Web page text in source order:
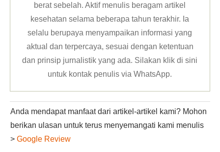
berat sebelah. Aktif menulis beragam artikel
kesehatan selama beberapa tahun terakhir. Ia
selalu berupaya menyampaikan informasi yang
aktual dan terpercaya, sesuai dengan ketentuan
dan prinsip jurnalistik yang ada. Silakan klikdi sini
untuk kontak penulis via WhatsApp.
Anda mendapat manfaat dari artikel-artikel kami? Mohon
berikan ulasan untuk terus menyemangati kami menulis
> Google Review